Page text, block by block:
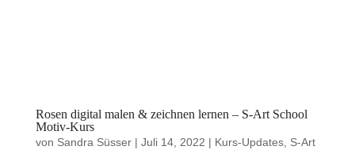
Rosen digital malen & zeichnen lernen – S-Art School
Motiv-Kurs
von Sandra Süsser| Juli 14, 2022 | Kurs-Updates, S-Art